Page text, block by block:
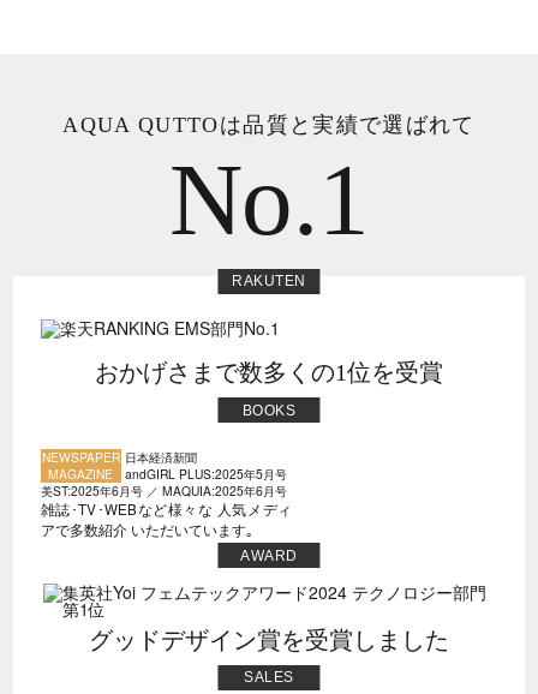
AQUA QUTTOは品質と実績で選ばれて
No.1
RAKUTEN
おかげさまで数多くの1位を受賞
BOOKS
NEWSPAPER 日本経済新聞
MAGAZINE
andGIRL PLUS:2025年5月号
美ST:2025年6月号／ MAQUIA:2025年6月号
雑誌･TV･WEBなど様々な 人気メディ
アで多数紹介いただいています｡
AWARD
グッドデザイン賞を受賞しました
SALES